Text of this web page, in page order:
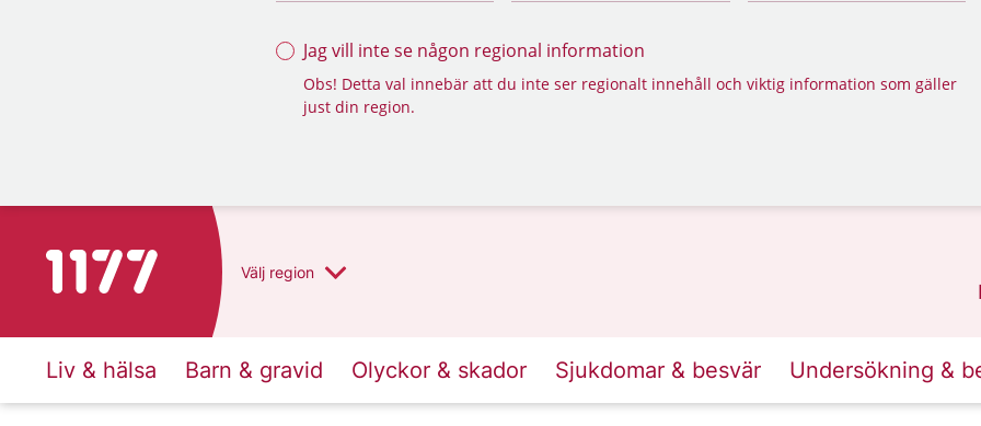
Jag vill inte se någon regional information
Obs! Detta val innebär att du inte ser regionalt innehåll och viktig information som gäller
just din region.
Till startsidan för 1177 Välj region
Liv & hälsa Barn & gravid Olyckor & skador Sjukdomar & besvär Undersökning &